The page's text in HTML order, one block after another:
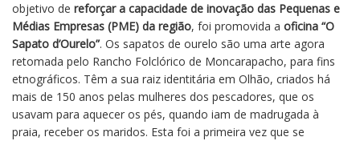
objetivo de reforçar a capacidade de inovação das Pequenas e
Médias Empresas (PME) da região, foi promovida a oficina “O
Sapato d’Ourelo”. Os sapatos de ourelo são uma arte agora
retomada pelo Rancho Folclórico de Moncarapacho, para fins
etnográficos. Têm a sua raiz identitária em Olhão, criados há
mais de 150 anos pelas mulheres dos pescadores, que os
usavam para aquecer os pés, quando iam de madrugada à
praia, receber os maridos. Esta foi a primeira vez que se